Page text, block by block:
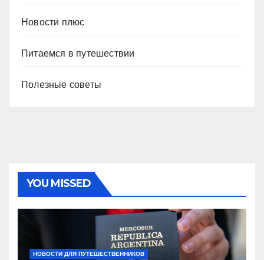
Новости плюс
Питаемся в путешествии
Полезные советы
YOU MISSED
НОВОСТИ ДЛЯ ПУТЕШЕСТВЕННИКОВ